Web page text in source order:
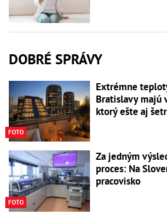
DOBRÉ SPRÁVY
FOTO
Extrémne
Bratislavy majú
ktorý ešte aj
FOTO
Za jedným
proces: Na
pracovisko